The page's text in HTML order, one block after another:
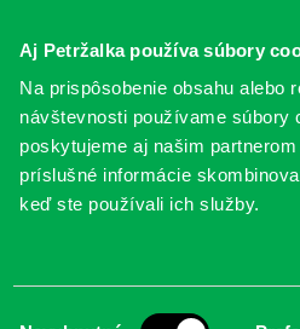
Aj Petržalka používa súbory
Na prispôsobenie obsahu alebo
návštevnosti používame súbory
poskytujeme aj našim
príslušné informácie
keď ste používali ich služby.
ONLINE KATALÓGY
Káva od